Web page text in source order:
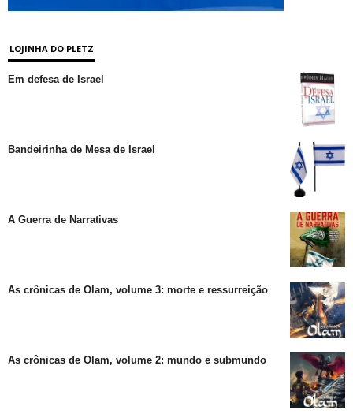
LOJINHA DO PLETZ
Em defesa de Israel
Bandeirinha de Mesa de Israel
A Guerra de Narrativas
As crônicas de Olam, volume 3: morte e ressurreição
As crônicas de Olam, volume 2: mundo e submundo